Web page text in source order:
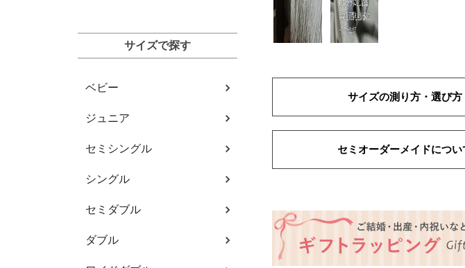
サイズで探す
ベビー
ジュニア
セミシングル
シングル
セミダブル
ダブル
サイズの測り方・選び方
セミオーダーメイドについ